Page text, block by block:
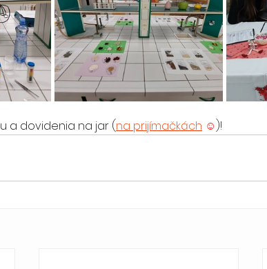
a dovidenia na jar (na prijímačkách ☺ )!